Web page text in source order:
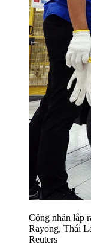
Công nhân lắp
Rayong, Thái
Reuters